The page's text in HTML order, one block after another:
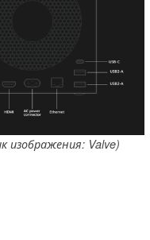
изображения: Valve)